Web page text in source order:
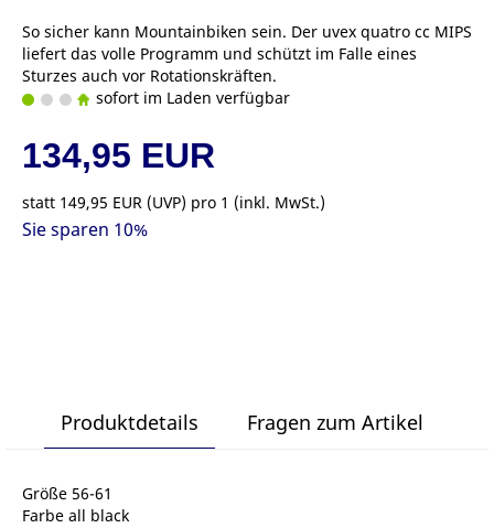
So sicher kann Mountainbiken sein. Der uvex quatro cc MIPS
liefert das volle Programm und schützt im Falle eines
Sturzes auch vor Rotationskräften.
sofort im Laden verfügbar
134,95 EUR
statt 149,95 EUR (UVP) pro 1 (inkl. MwSt.)
Sie sparen 10%
Produktdetails Fragen zum Artikel
Größe 56-61
Farbe all black